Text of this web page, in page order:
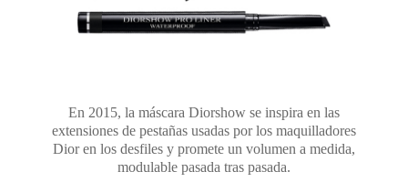
En 2015, la máscara Diorshow se inspira en las
extensiones de pestañas usadas por los maquilladores
Dior en los desfiles y promete un volumen a medida,
modulable pasada tras pasada.